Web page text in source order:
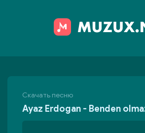
Скачать песню
Ayaz Erdogan - Benden